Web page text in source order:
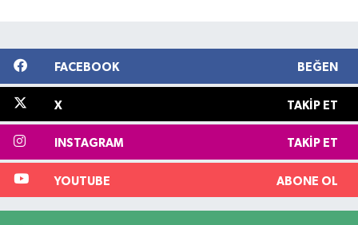
FACEBOOK BEĞEN
X TAKIP ET
INSTAGRAM TAKIP ET
YOUTUBE ABONE OL